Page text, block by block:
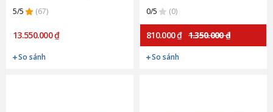
5/5
(67)
13.550.000 ₫
So sánh
0/5
(0)
810.000 ₫ 1.350.000 ₫
So sánh